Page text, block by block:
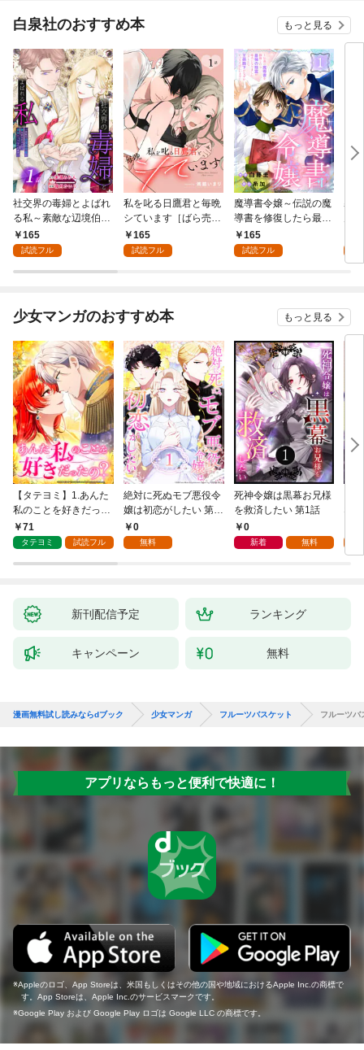
白泉社のおすすめ本 もっと見る
社交界の毒婦とよばれ
る私～素敵な辺境伯令
息に腕を折られたの
で、責任とってもらい
第1話
165
試読フル
私を叱る日鷹君と毎晩
シています［ばら売
り］ 第1話
165
試読フル
魔導書令嬢～伝説の魔
導書を修復したら最強
の精霊が味方になりま
した（クールな王弟殿
165
試読フル
寡
の
～
少女マンガのおすすめ本 もっと見る
【タテヨミ】1.あんた
私のことを好きだった
の？
71
タテヨミ 試読フル
絶対に死ぬモブ悪役令
嬢は初恋がしたい 第1
話0
無料
死神令嬢は黒幕お兄様
を救済したい 第1話
0
新着 無料
な
新刊配信予定 ランキング
キャンペーン 無料
漫画無料試し読みならdブック 少女マンガ フルーツバスケット フルーツ
アプリならもっと便利で快適に！
Appleのロゴ、App Storeは、米国もしくはその他の国や地域におけるApple Inc.の商標で
す。App Storeは、Apple Inc.のサービスマークです。
Google Play および Google Play ロゴは Google LLC の商標です。